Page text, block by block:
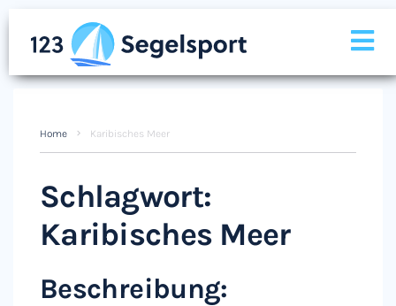
Home Karibisches Meer
Schlagwort:
Karibisches Meer
Beschreibung: